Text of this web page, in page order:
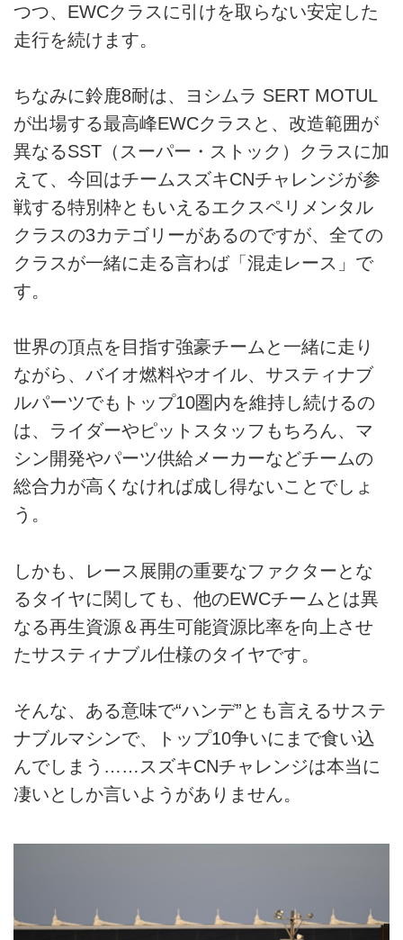
つつ、EWCクラスに引けを取らない安定した
走行を続けます。
ちなみに鈴鹿8耐は、ヨシムラ SERT MOTUL
が出場する最高峰EWCクラスと、改造範囲が
異なるSST（スーパー・ストック）クラスに加
えて、今回はチームスズキCNチャレンジが参
戦する特別枠ともいえるエクスペリメンタル
クラスの3カテゴリーがあるのですが、全ての
クラスが一緒に走る言わば「混走レース」で
す。
世界の頂点を目指す強豪チームと一緒に走り
ながら、バイオ燃料やオイル、サスティナブ
ルパーツでもトップ10圏内を維持し続けるの
は、ライダーやピットスタッフもちろん、マ
シン開発やパーツ供給メーカーなどチームの
総合力が高くなければ成し得ないことでしょ
う。
しかも、レース展開の重要なファクターとな
るタイヤに関しても、他のEWCチームとは異
なる再生資源＆再生可能資源比率を向上させ
たサスティナブル仕様のタイヤです。
そんな、ある意味で“ハンデ”とも言えるサステ
ナブルマシンで、トップ10争いにまで食い込
んでしまう……スズキCNチャレンジは本当に
凄いとしか言いようがありません。